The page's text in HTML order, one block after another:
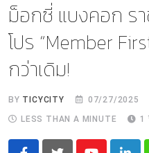
ม็อกซี่ แบงคอก รา
โปร “Member
กว่าเดิม!
BY TICYCITY 07/27/2025
LESS THAN A MINUTE
1